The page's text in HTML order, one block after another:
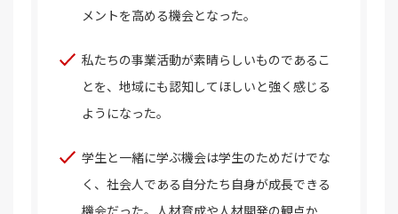
メントを高める機会となった。
私たちの事業活動が素晴らしいものであるこ
とを、地域にも認知してほしいと強く感じる
ようになった。
学生と一緒に学ぶ機会は学生のためだけでな
く、社会人である自分たち自身が成長できる